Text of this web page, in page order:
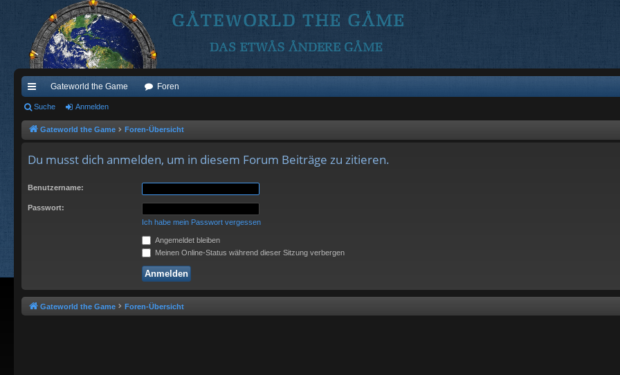
ch
ne
riff
Gateworld the Game Foren
Suche Anmelden
Gateworld the Game Foren-Übersicht
Du musst dich anmelden, um in diesem Forum Beiträge zu zitieren.
Benutzername:
Passwort:
Ich habe mein Passwort vergessen
Angemeldet bleiben
Meinen Online-Status während dieser Sitzung verbergen
Gateworld the Game Foren-Übersicht